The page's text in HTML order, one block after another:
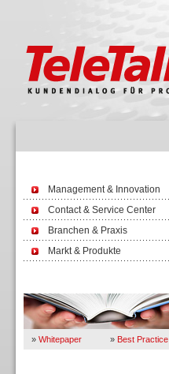
Management & Innovation
Contact & Service Center
Branchen & Praxis
Markt & Produkte
» Whitepaper » Best Practice